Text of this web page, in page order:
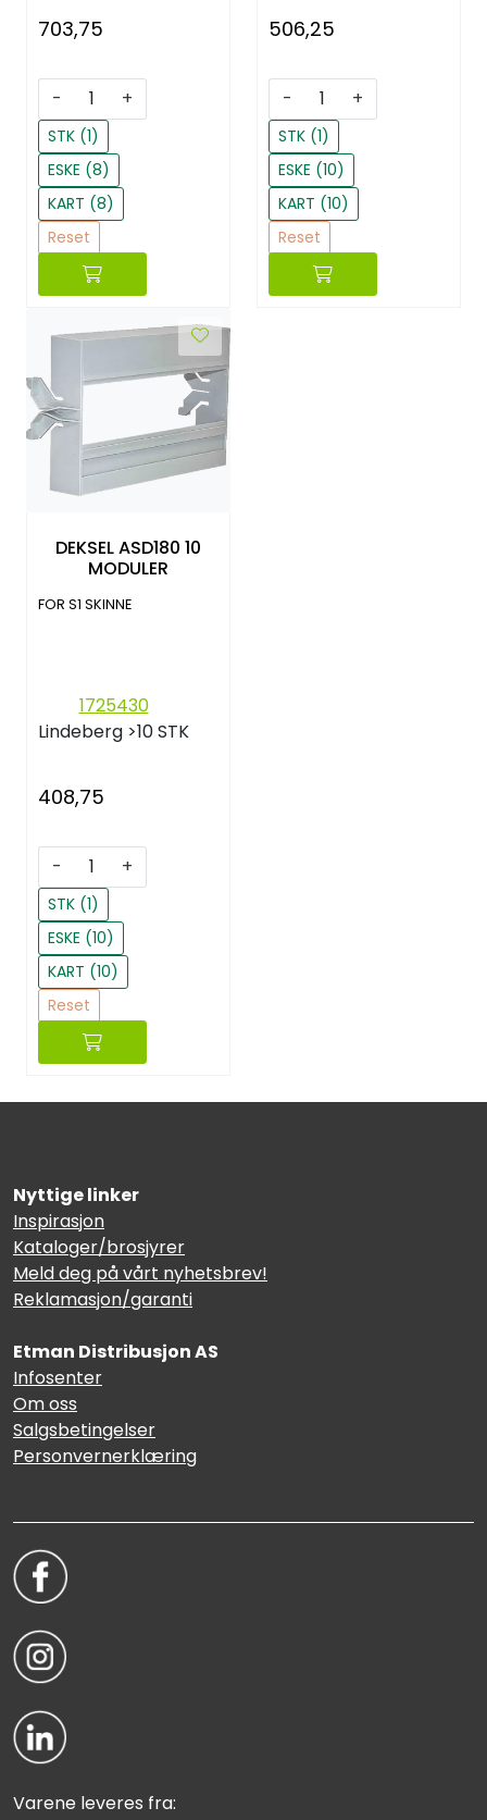
703,75
- +
STK (1)
ESKE (8)
KART (8)
Reset
506,25
- +
STK (1)
ESKE (10)
KART (10)
Reset
DEKSEL ASD180 10
MODULER
FOR S1 SKINNE
1725430
Lindeberg >10 STK
408,75
- +
STK (1)
ESKE (10)
KART (10)
Reset
Nyttige linker
Inspirasjon
Kataloger/brosjyrer
Meld deg på vårt nyhetsbrev!
Reklamasjon/garanti
Etman Distribusjon AS
Infosenter
Om oss
Salgsbetingelser
Personvernerklæring
Varene leveres fra: